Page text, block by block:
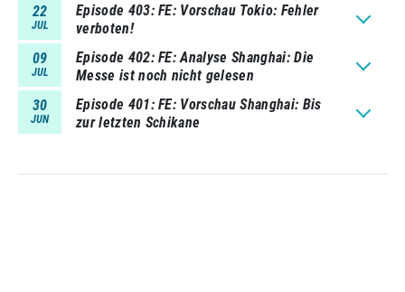
22
JUL
Episode 403 FE: Vorschau Tokio: Fehler
verboten!
09
JUL
Episode 402 FE: Analyse Shanghai: Die
Messe ist noch nicht gelesen
30
JUN
Episode 401 FE: Vorschau Shanghai: Bis
zur letzten Schikane